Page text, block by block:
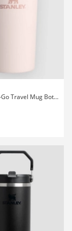
The Cafe-To-Go Travel Mug Bottiglia